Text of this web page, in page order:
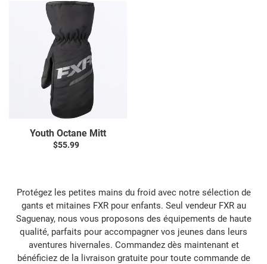
Youth
Octane
Mitt
Youth Octane Mitt
Prix
$55.99
Protégez les petites mains du froid avec notre sélection de
gants et mitaines FXR pour enfants. Seul vendeur FXR au
Saguenay, nous vous proposons des équipements de haute
qualité, parfaits pour accompagner vos jeunes dans leurs
aventures hivernales. Commandez dès maintenant et
bénéficiez de la livraison gratuite pour toute commande de